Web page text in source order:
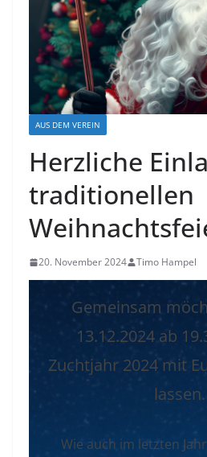
AUS DEM VEREIN
Herzliche
traditionellen
20. November 2024 Timo Hampel
Gemeinsam
13.12.2024 ab
Zuchtjahr 2024 mit
lassen.
Wie auch im letzten